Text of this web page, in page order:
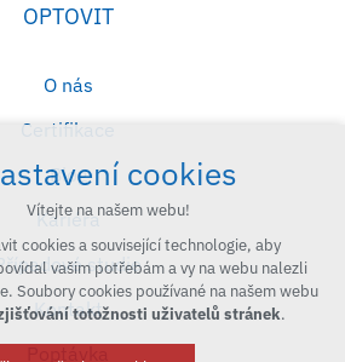
OPTOVIT
O nás
Certifikace
Blog
Kariéra
studie
Kontakt
cookies
Vítejte na našem webu!
cookies a související technologie, aby
vašim potřebám a vy na webu nalezli
Soubory cookies používané na našem webu
totožnosti uživatelů stránek.